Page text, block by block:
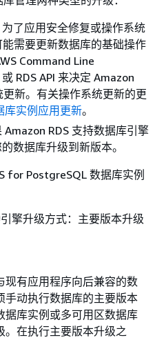
了应用安全修复或操作系统
需要更新数据库的基础操作
Command Line
RDS API 来决定 Amazon
更新。有关操作系统更新的更
库实例应用更新。
RDS 支持数据库引擎
数据库升级到新版本。
for PostgreSQL 数据库实例
擎升级方式：主要版本升级
现有应用程序向后兼容的数
手动执行数据库的主要版本
据库实例或多可用区数据库
。在执行主要版本升级之